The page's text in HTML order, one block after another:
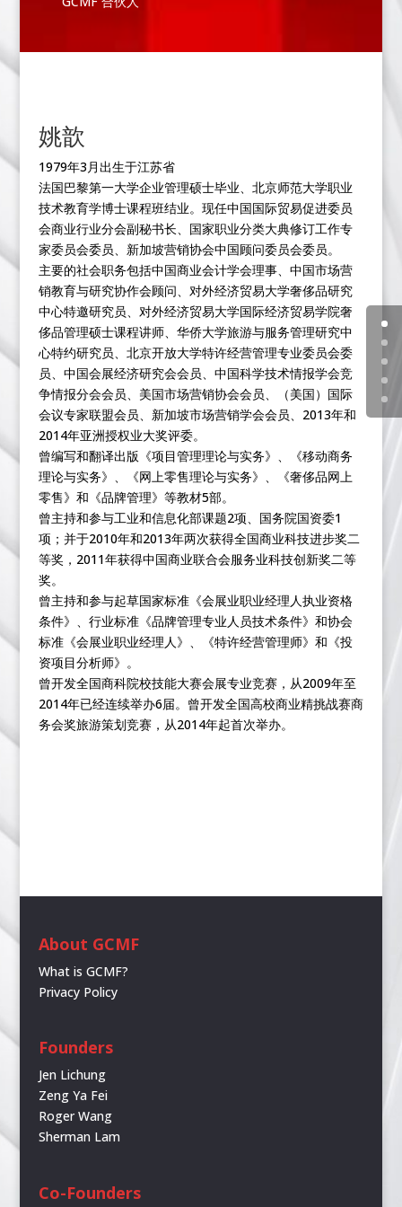
姚歆
1979年3月出生于江苏省
法国巴黎第一大学企业管理硕士毕业、北京师范大学职业
技术教育学博士课程班结业。现任中国国际贸易促进委员
会商业行业分会副秘书长、国家职业分类大典修订工作专
家委员会委员、新加坡营销协会中国顾问委员会委员。
主要的社会职务包括中国商业会计学会理事、中国市场营
销教育与研究协作会顾问、对外经济贸易大学奢侈品研究
中心特邀研究员、对外经济贸易大学国际经济贸易学院奢
侈品管理硕士课程讲师、华侨大学旅游与服务管理研究中
心特约研究员、北京开放大学特许经营管理专业委员会委
员、中国会展经济研究会会员、中国科学技术情报学会竞
争情报分会会员、美国市场营销协会会员、（美国）国际
会议专家联盟会员、新加坡市场营销学会会员、2013年和
2014年亚洲授权业大奖评委。
曾编写和翻译出版《项目管理理论与实务》、《移动商务
理论与实务》、《网上零售理论与实务》、《奢侈品网上
零售》和《品牌管理》等教材5部。
曾主持和参与工业和信息化部课题2项、国务院国资委1
项；并于2010年和2013年两次获得全国商业科技进步奖二
等奖，2011年获得中国商业联合会服务业科技创新奖二等
奖。
曾主持和参与起草国家标准《会展业职业经理人执业资格
条件》、行业标准《品牌管理专业人员技术条件》和协会
标准《会展业职业经理人》、《特许经营管理师》和《投
资项目分析师》。
曾开发全国商科院校技能大赛会展专业竞赛，从2009年至
2014年已经连续举办6届。曾开发全国高校商业精挑战赛商
务会奖旅游策划竞赛，从2014年起首次举办。
About GCMF
What is GCMF?
Privacy Policy
Founders
Jen Lichung
Zeng Ya Fei
Roger Wang
Sherman Lam
Co-Founders